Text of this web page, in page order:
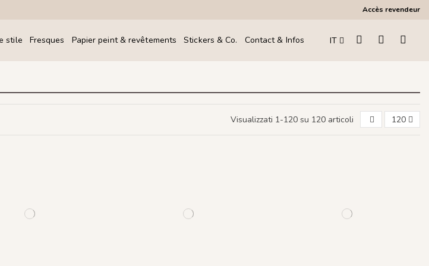
Accès revendeur
stile Fresques Papier peint & revêtements Stickers & Co. Contact & Infos IT
Visualizzati 1-120 su 120 articoli 120